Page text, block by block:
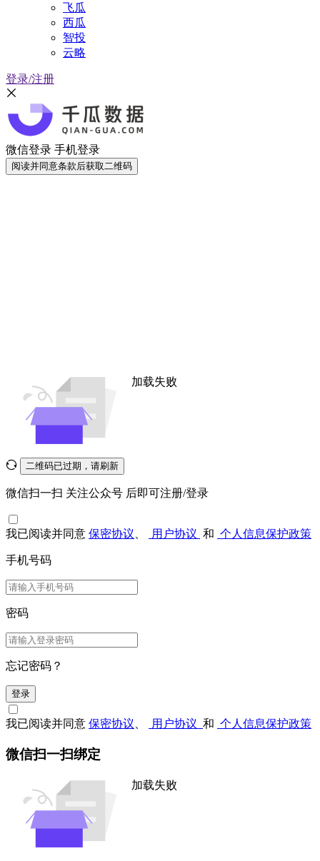
飞瓜
西瓜
智投
云略
登录/注册
微信登录 手机登录
阅读并同意条款后获取二维码
加载失败
二维码已过期，请刷新
微信扫一扫 关注公众号 后即可注册/登录
我已阅读并同意 保密协议 用户协议 和 个人信息保护政策
手机号码
密码
忘记密码？
登录
我已阅读并同意 保密协议 用户协议 和 个人信息保护政策
微信扫一扫绑定
加载失败